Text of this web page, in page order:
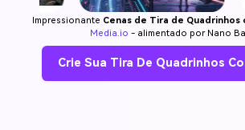
Impressionante Cenas de Tira de Quadrinhos
Media.io - alimentado por Nano
Crie Sua Tira De Quadrinhos